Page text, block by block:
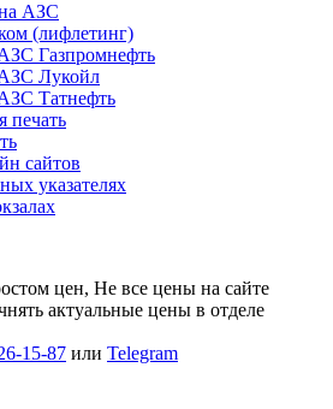
АЗС
(лифлетинг)
Газпромнефть
Лукойл
Татнефть
печать
сайтов
указателях
цен, Не все цены на сайте
актуальные цены в отделе
15-87 или Telegram